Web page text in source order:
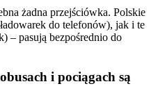
żadna przejściówka. Polskie
do telefonów), jak i te
– pasują bezpośrednio do
i pociągach są